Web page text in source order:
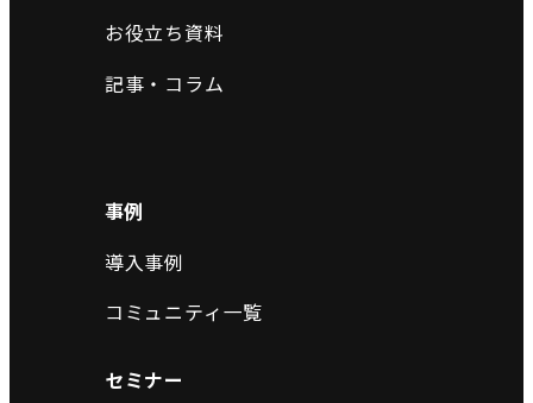
お役立ち資料
記事・コラム
事例
導入事例
コミュニティ一覧
セミナー